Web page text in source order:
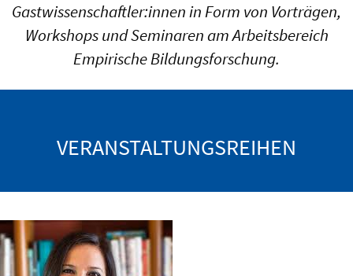
Gastwissenschaftler:innen in Form von Vorträgen,
Workshops und Seminaren am Arbeitsbereich
Empirische Bildungsforschung.
VERANSTALTUNGSREIHEN